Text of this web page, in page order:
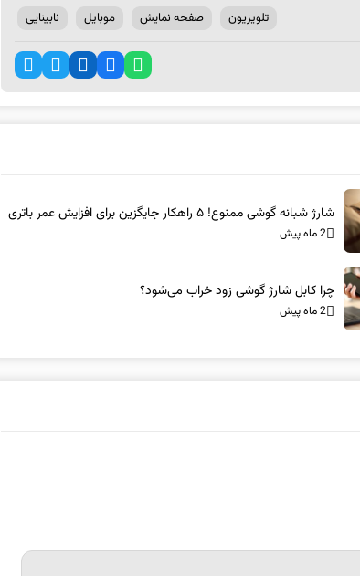
تلویزیون صفحه نمایش موبایل نابینایی
شارژ شبانه گوشی ممنوع! ۵ راهکار جایگزین برای افزایش عمر باتری
2 ماه پیش
چرا کابل شارژ گوشی زود خراب می‌شود؟
2 ماه پیش